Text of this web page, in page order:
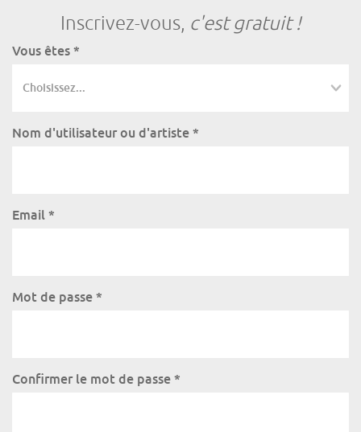
Inscrivez-vous, c'est gratuit !
Vous êtes *
Nom d'utilisateur ou d'artiste *
Email *
Mot de passe *
Confirmer le mot de passe *